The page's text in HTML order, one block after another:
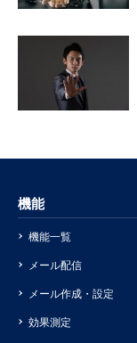
機能
機能一覧
メール配信
メール作成・設定
効果測定